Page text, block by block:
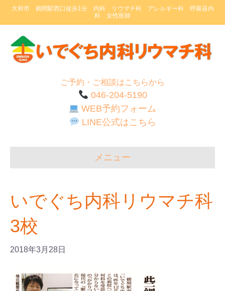
大和市 鶴間駅西口徒歩1分 内科 リウマチ科 アレルギー科 呼吸器内
科 女性医師
ご予約・ご相談はこちらから
046-204-5190
WEB予約フォーム
LINE公式はこちら
メニュー
いでぐち内科リウマチ科
3校
2018年3月28日